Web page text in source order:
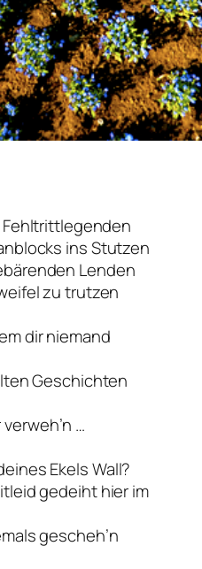
ins Stutzen
Lenden
zu trutzen
dir niemand
Geschichten
…
Ekels Wall?
gedeiht hier im
gescheh’n